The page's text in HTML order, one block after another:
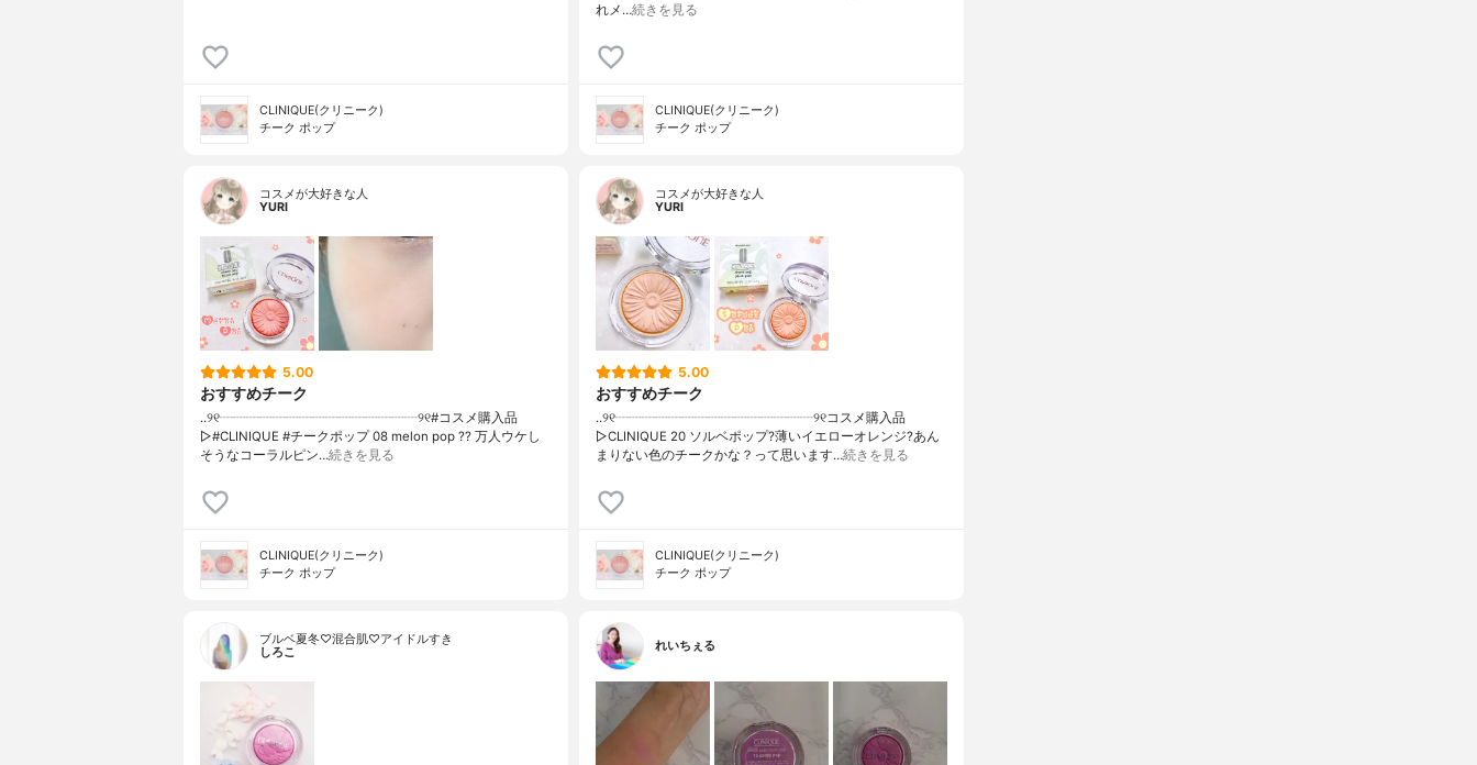
CLINIQUE(クリニーク)
チーク ポップ
れメ…続きを見る
CLINIQUE(クリニーク)
チーク ポップ
コスメが大好きな人
YURI
5.00
おすすめチーク
..୨୧┈┈┈┈┈┈┈┈┈┈┈┈┈┈┈୨୧#コスメ購入品
▷#CLINIQUE #チークポップ 08 melon pop ?? 万人ウケし
そうなコーラルピン…続きを見る
CLINIQUE(クリニーク)
チーク ポップ
コスメが大好きな人
YURI
5.00
おすすめチーク
..୨୧┈┈┈┈┈┈┈┈┈┈┈┈┈┈┈୨୧コスメ購入品
▷CLINIQUE 20 ソルベポップ?薄いイエローオレンジ?あん
まりない色のチークかな？って思います…続きを見る
CLINIQUE(クリニーク)
チーク ポップ
ブルベ夏冬♡混合肌♡アイドルすき
しろこ
れいちぇる